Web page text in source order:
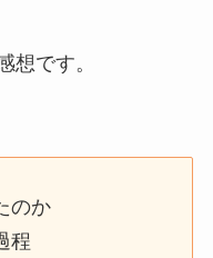
想です。
のか
程